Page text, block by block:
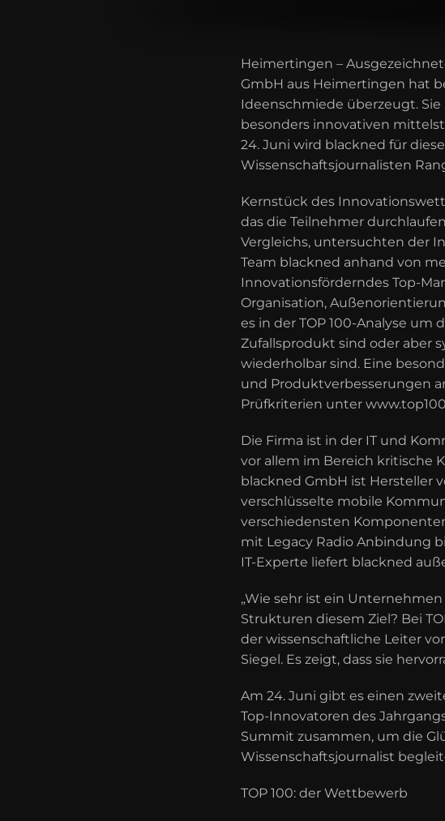
Heimertingen –
GmbH aus Heimertingen hat
Ideenschmiede überzeugt. Sie
besonders innovativen
24. Juni wird blackned für
Wissenschaftsjournalisten
Kernstück des
das die Teilnehmer
Vergleichs, untersuchten der
Team blackned anhand von
Innovationsförderndes Top-
Organisation,
es in der TOP 100-Analyse
Zufallsprodukt sind oder aber
wiederholbar sind. Eine
und Produktverbesserungen
Prüfkriterien unter
Die Firma ist in der IT und
vor allem im Bereich kritische
blackned GmbH ist Hersteller
verschlüsselte mobile
verschiedensten
mit Legacy Radio Anbindung
IT-Experte liefert blackned
„Wie sehr ist ein
Strukturen diesem Ziel? Bei
der wissenschaftliche Leiter
Siegel. Es zeigt, dass sie
Am 24. Juni gibt es einen
Top-Innovatoren des
Summit zusammen, um die
Wissenschaftsjournalist
TOP 100: der Wettbewerb